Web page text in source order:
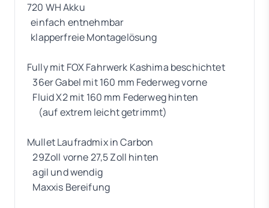
720 WH Akku
einfach entnehmbar
klapperfreie Montagelösung
Fully mit FOX Fahrwerk Kashima beschichtet
36er Gabel mit 160 mm Federweg vorne
Fluid X2 mit 160 mm Federweg hinten
(auf extrem leicht getrimmt)
Mullet Laufradmix in Carbon
29Zoll vorne 27,5 Zoll hinten
agil und wendig
Maxxis Bereifung